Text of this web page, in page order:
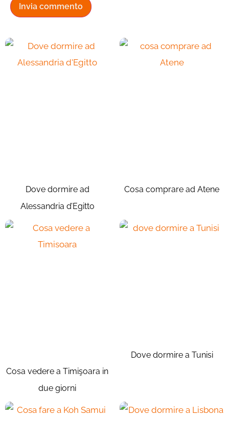
Dove dormire ad
Alessandria d’Egitto
Cosa comprare ad Atene
Cosa vedere a Timişoara in
due giorni
Dove dormire a Tunisi